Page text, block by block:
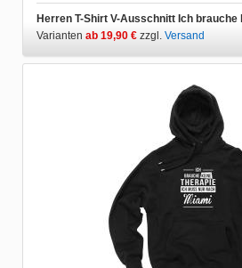
Varianten ab 19,90 € zzgl. Versand